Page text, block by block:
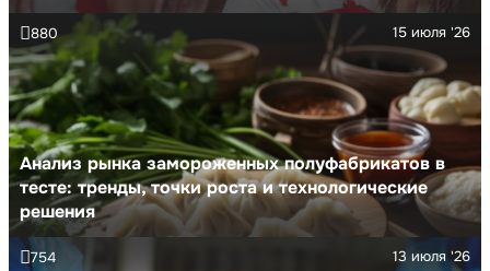
Анализ рынка замороженных полуфабрикатов в
тесте: тренды, точки роста и технологические
решения
15 июля '26
880
13 июля '26
754